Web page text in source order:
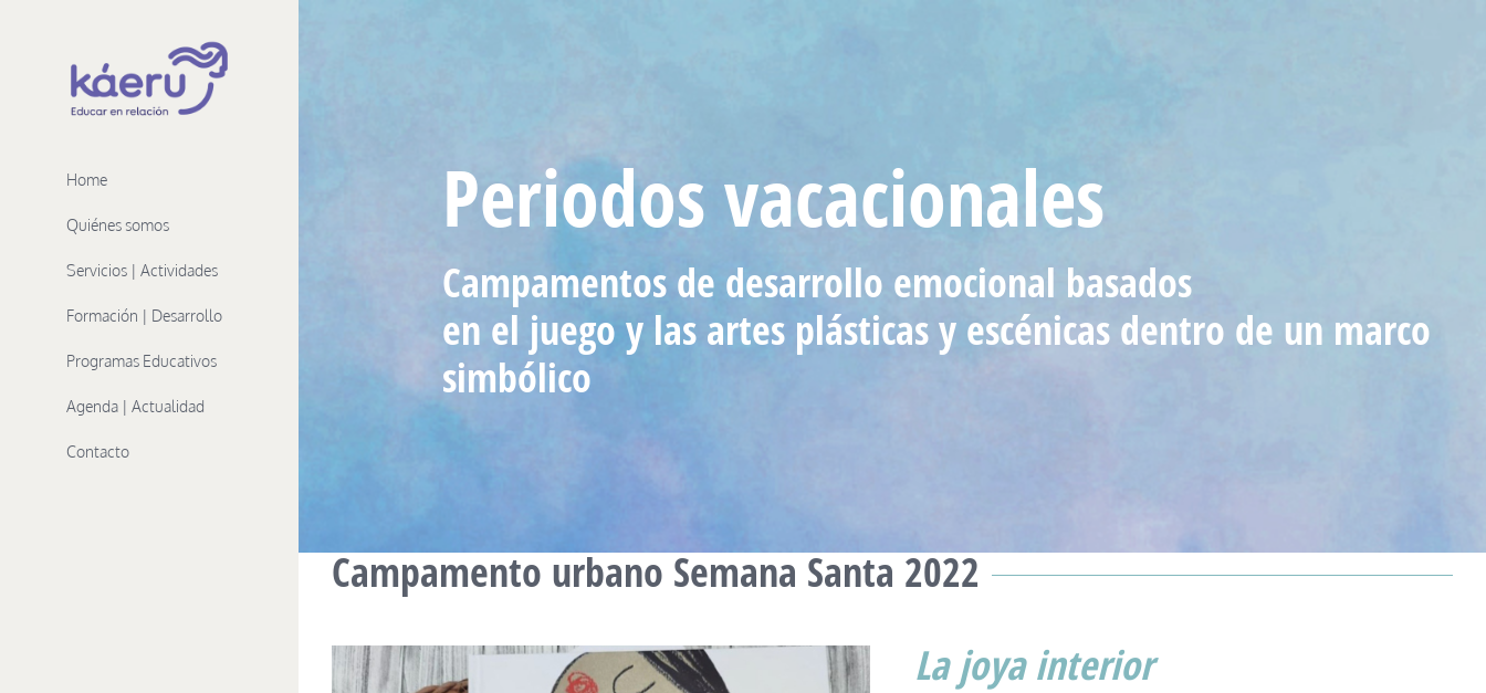
Home
Quiénes somos
Servicios | Actividades
Formación | Desarrollo
Programas Educativos
Agenda | Actualidad
Contacto
Periodos vacacionales
Campamentos de desarrollo emocional basados
en el juego y las artes plásticas y escénicas dentro de un marco
simbólico
Campamento urbano Semana Santa 2022
La joya interior